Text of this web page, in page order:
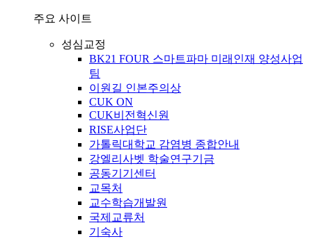
주요 사이트
성심교정
BK21 FOUR 스마트파마 미래인재 양성사업
팀
이원길 인본주의상
CUK ON
CUK비전혁신원
RISE사업단
가톨릭대학교 감염병 종합안내
강엘리사벳 학술연구기금
공동기기센터
교목처
교수학습개발원
국제교류처
기숙사